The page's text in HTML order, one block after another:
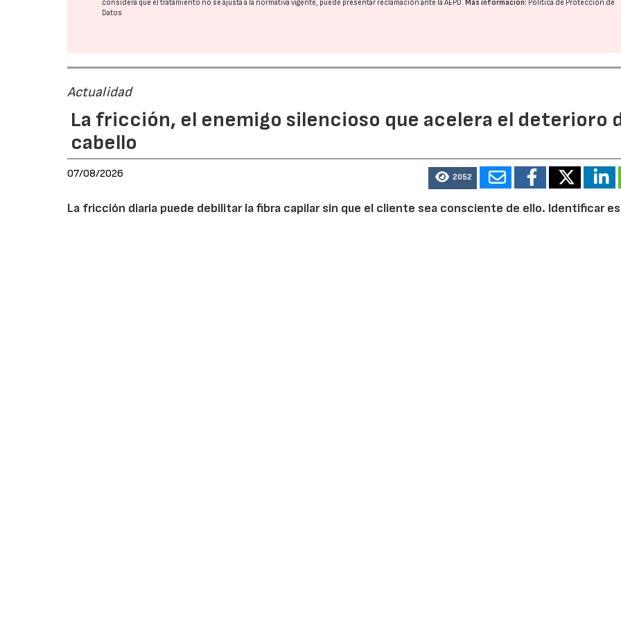
considera que el tratamiento no se ajusta a la normativa vigente, puede presentar reclamación ante laAEPD.Más información: Política de Protección de
Datos
Actualidad
La fricción, el enemigo silencioso que acelera el deterioro
cabello
07/08/2026 2052
La fricción diaria puede debilitar la fibra capilar sin que el cliente sea consciente de ello. Identificar